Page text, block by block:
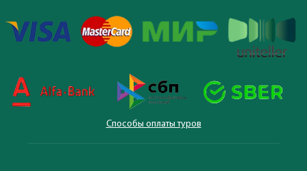
Способы оплаты туров